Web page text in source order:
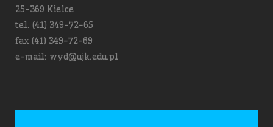
25-369 Kielce
tel. (41) 349-72-65
fax (41) 349-72-69
e-mail: wyd@ujk.edu.pl